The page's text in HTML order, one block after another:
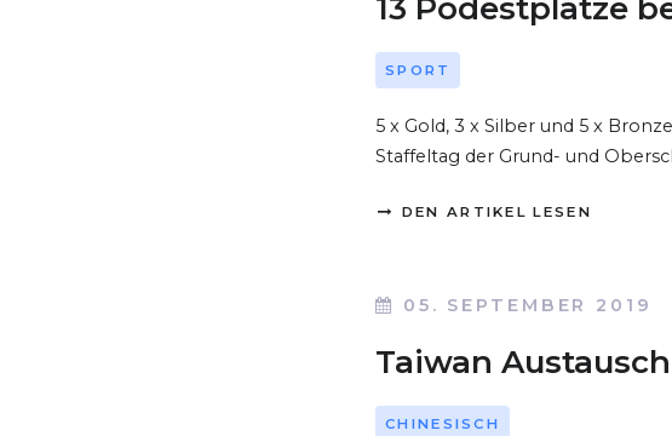
13 Podestplätze
SPORT
5 x Gold, 3 x Silber und 5 x
Staffeltag der Grund- und
DEN ARTIKEL LESEN
05. SEPTEMBER 2019
Taiwan Austausch
CHINESISCH